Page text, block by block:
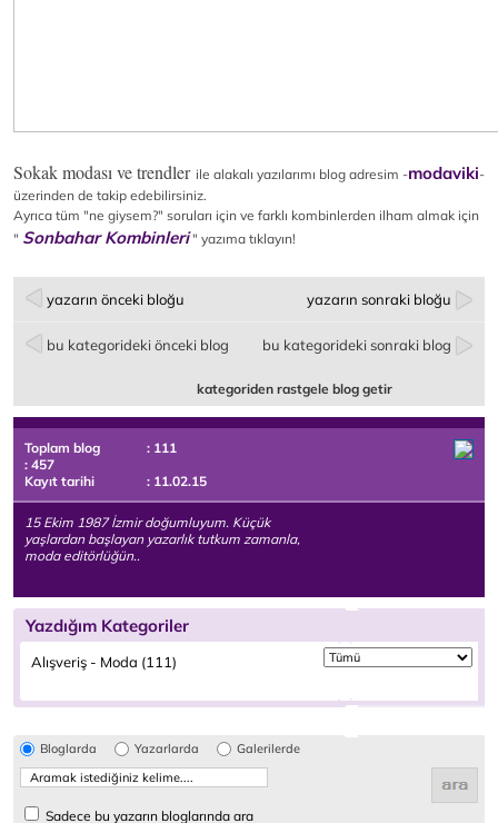
Sokak modası ve trendler ile alakalı yazılarımı blog adresim -modaviki-
üzerinden de takip edebilirsiniz.
Ayrıca tüm "ne giysem?" soruları için ve farklı kombinlerden ilham almak için
" Sonbahar Kombinleri" yazıma tıklayın!
yazarın önceki bloğu yazarın sonraki bloğu
bu kategorideki önceki blog bu kategorideki sonraki blog
kategoriden rastgele blog getir
Toplam blog
: 111
: 457
Kayıt tarihi
: 11.02.15
15 Ekim 1987 İzmir doğumluyum. Küçük
yaşlardan başlayan yazarlık tutkum zamanla,
moda editörlüğün..
Yazdığım Kategoriler
Alışveriş - Moda (111)
Bloglarda Yazarlarda Galerilerde
Sadece bu yazarın bloglarında ara